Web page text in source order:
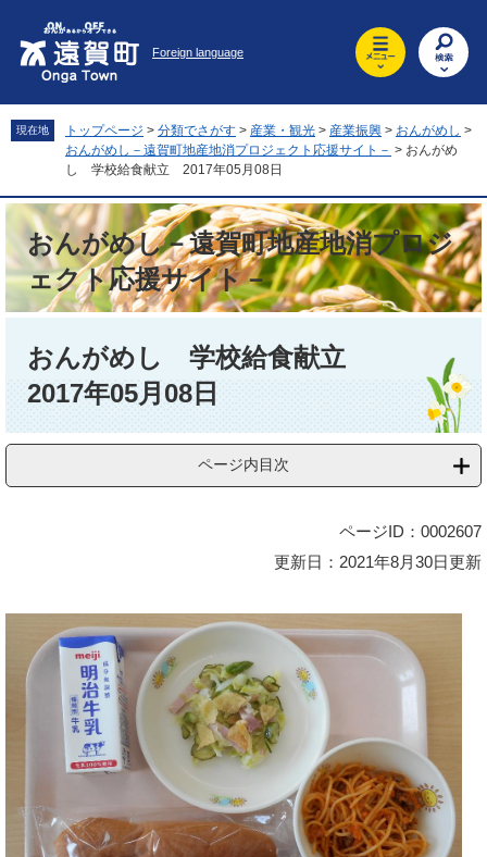
先
頭
。
を
飛
て
へ
Foreign language
現在地 トップページ > 分類でさがす > 産業・観光 > 産業振興 > おんがめし >
おんがめし－遠賀町地産地消プロジェクト応援サイト－ > おんがめ
し 学校給食献立 2017年05月08日
おんがめし－遠賀町地産地消プロジ
ェクト応援サイト－
おんがめし 学校給食献立
2017年05月08日
ページ内目次
ページID：0002607
更新日：2021年8月30日更新